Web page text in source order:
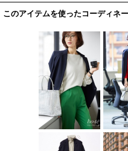
このアイテムを使ったコーディネ